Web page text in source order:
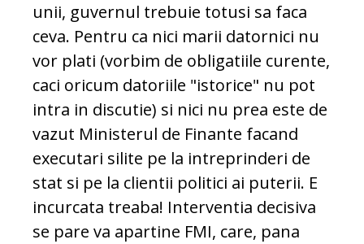
unii, guvernul trebuie totusi sa faca
ceva. Pentru ca nici marii datornici nu
vor plati (vorbim de obligatiile curente,
caci oricum datoriile "istorice" nu pot
intra in discutie) si nici nu prea este de
vazut Ministerul de Finante facand
executari silite pe la intreprinderi de
stat si pe la clientii politici ai puterii. E
incurcata treaba! Interventia decisiva
se pare va apartine FMI, care, pana